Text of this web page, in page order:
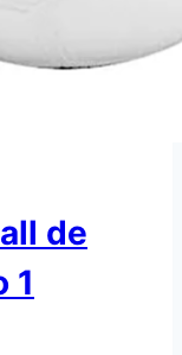
de
1